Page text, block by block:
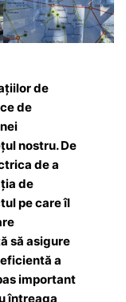
de
de
nostru. De
de a
de
pe care îl
să asigure
a
important
întreaga